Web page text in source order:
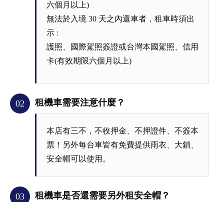
六個月以上)
無法於入境 30 天之內還車者，租車時須出
示 :
護照、國際駕照簽證或台灣本國駕照、信用
卡(有效期限六個月以上)
02 租機車需要注意什麼？
本店有三不，不收押金、不押證件、不簽本
票！另外每台車皆有免費提供雨衣、大鎖、
安全帽可以使用。
03 租機車是否還需要另外租安全帽？